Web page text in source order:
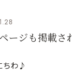
ージも掲載
ちわ♪